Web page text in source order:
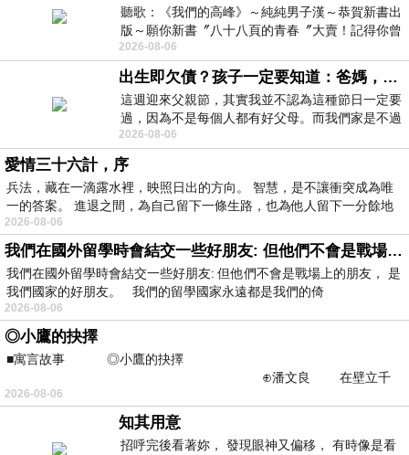
聽歌：《我們的高峰》～純純男子漢～恭賀新書出
版～願你新書〞八十八頁的青春〞大賣！記得你曾
經在我的版留言…「好讚的圖^^感覺大家
2026-08-06
出生即欠債？孩子一定要知道：爸媽，其實我不欠你們
這週迎來父親節，其實我並不認為這種節日一定要
過，因為不是每個人都有好父母。而我們家是不過
節的，平時也沒什麼儀式感，生活趨近冷
2026-08-06
愛情三十六計，序
兵法，藏在一滴露水裡，映照日出的方向。 智慧，是不讓衝突成為唯
一的答案。 進退之間，為自己留下一條生路，也為他人留下一分餘地
2026-08-06
我們在國外留學時會結交一些好朋友: 但他們不會是戰場上的朋友
我們在國外留學時會結交一些好朋友: 但他們不會是戰場上的朋友， 是
我們國家的好朋友。 我們的留學國家永遠都是我們的倚
2026-08-06
◎小鷹的抉擇
■寓言故事 ◎小鷹的抉擇
⊕潘文良 在壁立千
仞的懸崖上，有一座遮天蔽
2026-08-06
知其用意
招呼完後看著妳， 發現眼神又偏移， 有時像是看